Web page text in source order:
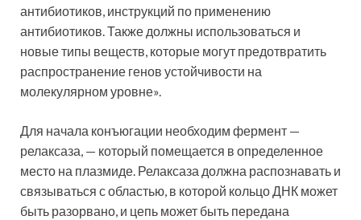
антибиотиков, инструкций по применению
антибиотиков. Также должны использоваться и
новые типы веществ, которые могут предотвратить
распространение генов устойчивости на
молекулярном уровне».
Для начала конъюгации необходим фермент —
релаксаза, — который помещается в определенное
место на плазмиде. Релаксаза должна распознавать и
связываться с областью, в которой кольцо ДНК может
быть разорвано, и цепь может быть передана